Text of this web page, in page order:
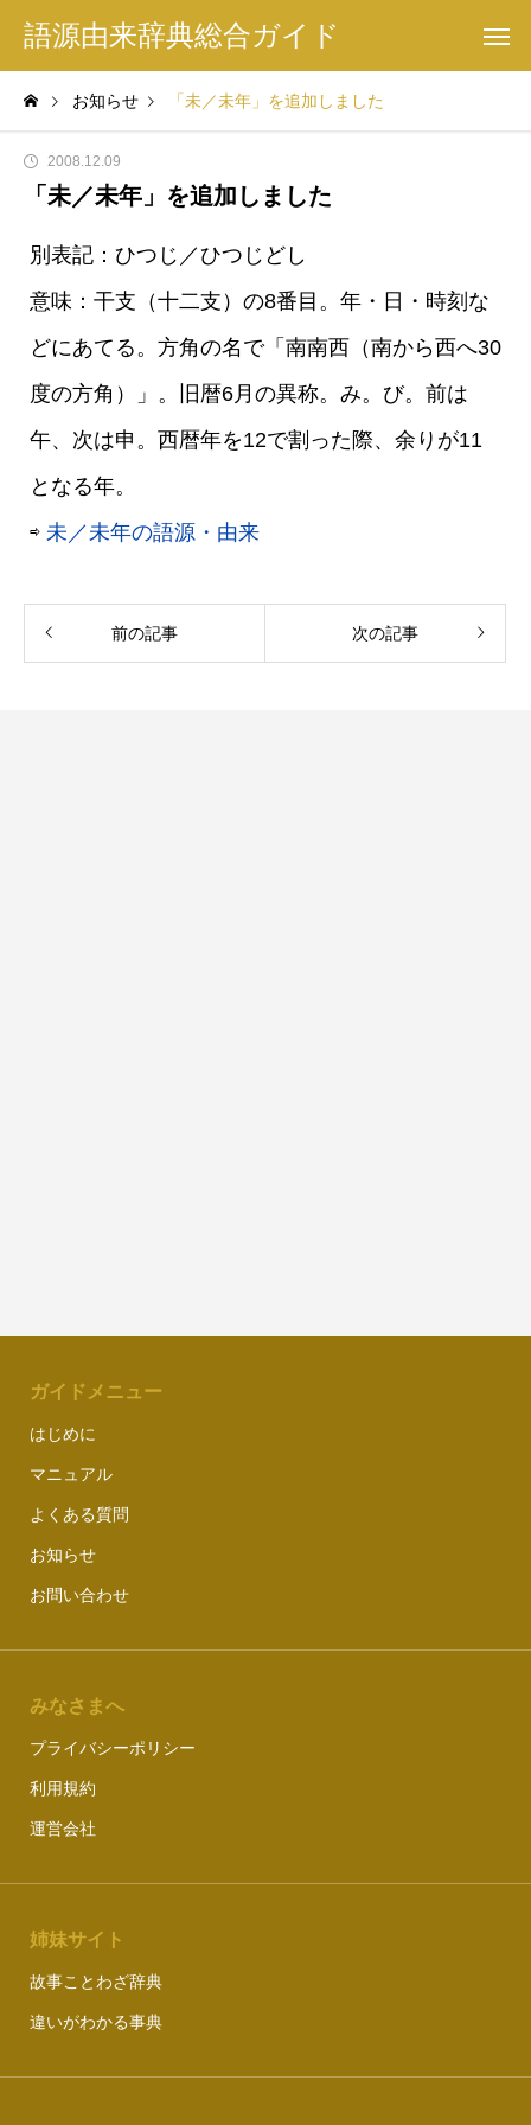
語源由来辞典総合ガイド
お知らせ 「未／未年」を追加しました
2008.12.09
「未／未年」を追加しました
別表記：ひつじ／ひつじどし
意味：干支（十二支）の8番目。年・日・時刻な
どにあてる。方角の名で「南南西（南から西へ30
度の方角）」。旧暦6月の異称。み。び。前は
午、次は申。西暦年を12で割った際、余りが11
となる年。
⇨ 未／未年の語源・由来
前の記事 次の記事
ガイドメニュー
はじめに
マニュアル
よくある質問
お知らせ
お問い合わせ
みなさまへ
プライバシーポリシー
利用規約
運営会社
姉妹サイト
故事ことわざ辞典
違いがわかる事典